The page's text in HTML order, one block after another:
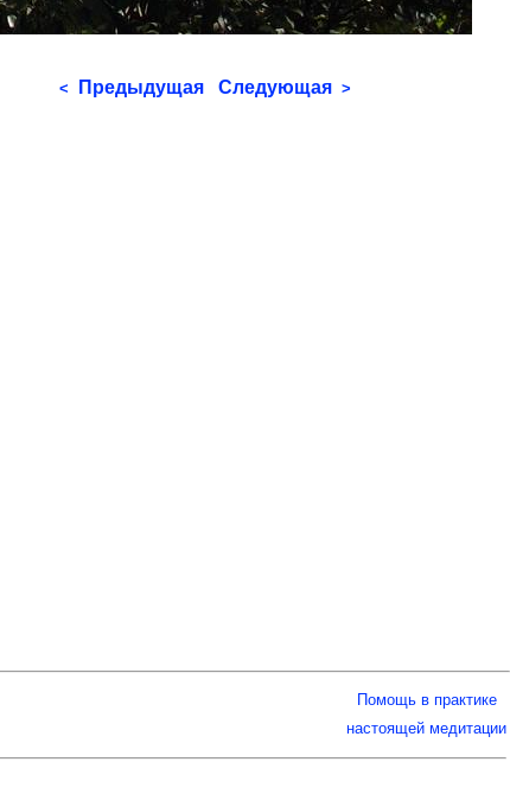
< Предыдущая Следующая >
Помощь в практике
настоящей медитации